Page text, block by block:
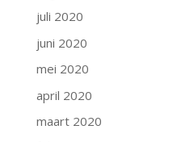
juli 2020
juni 2020
mei 2020
april 2020
maart 2020